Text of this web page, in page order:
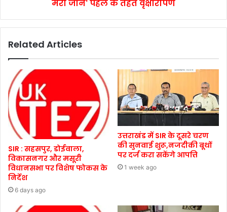
मेरी जान' पहल के तहत वृक्षारोपण
Related Articles
SIR : सहसपुर, डोईवाला,
विकासनगर और मसूरी
विधानसभा पर विशेष फोकस के
निर्देश
6 days ago
उत्तराखंड में SIR के दूसरे चरण
की सुनवाई शुरू,नजदीकी बूथों
पर दर्ज करा सकेंगे आपत्ति
1 week ago